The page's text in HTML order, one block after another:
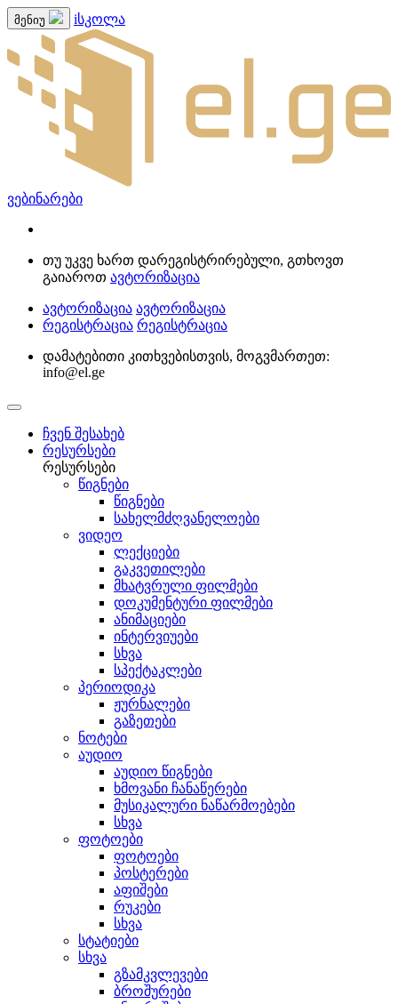
მენიუ iსკოლა
ვებინარები
თუ უკვე ხართ დარეგისტრირებული, გთხოვთ
გაიაროთ ავტორიზაცია
ავტორიზაცია ავტორიზაცია
რეგისტრაცია რეგისტრაცია
დამატებითი კითხვებისთვის, მოგვმართეთ:
info@el.ge
ჩვენ შესახებ
რესურსები
რესურსები
წიგნები
წიგნები
სახელმძღვანელოები
ვიდეო
ლექციები
გაკვეთილები
მხატვრული ფილმები
დოკუმენტური ფილმები
ანიმაციები
ინტერვიუები
სხვა
სპექტაკლები
პერიოდიკა
ჟურნალები
გაზეთები
ნოტები
აუდიო
აუდიო წიგნები
ხმოვანი ჩანაწერები
მუსიკალური ნაწარმოებები
სხვა
ფოტოები
ფოტოები
პოსტერები
აფიშები
რუკები
სხვა
სტატიები
სხვა
გზამკვლევები
ბროშურები